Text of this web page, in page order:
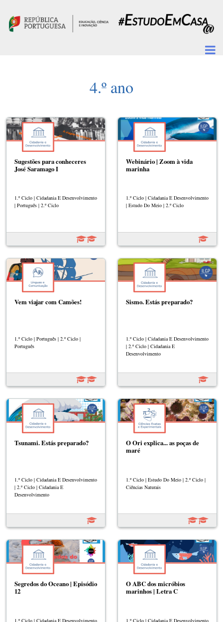
4.º ano
Sugestões para conheceres
José Saramago I
1.º Ciclo | Cidadania E Desenvolvimento
| Português | 2.º Ciclo
Webinário | Zoom à vida
marinha
1.º Ciclo | Cidadania E Desenvolvimento
| Estudo Do Meio | 2.º Ciclo
Vem viajar com Camões!
1.º Ciclo | Português | 2.º Ciclo |
Português
Sismo. Estás preparado?
1.º Ciclo | Cidadania E Desenvolvimento
| 2.º Ciclo | Cidadania E
Desenvolvimento
Tsunami. Estás preparado?
1.º Ciclo | Cidadania E Desenvolvimento
| 2.º Ciclo | Cidadania E
Desenvolvimento
O Ori explica... as poças de
maré
1.º Ciclo | Estudo Do Meio | 2.º Ciclo |
Ciências Naturais
Segredos do Oceano | Episódio
12
1.º Ciclo | Cidadania E Desenvolvimento
O ABC dos micróbios
marinhos | Letra C
1.º Ciclo | Cidadania E Desenvolvimento